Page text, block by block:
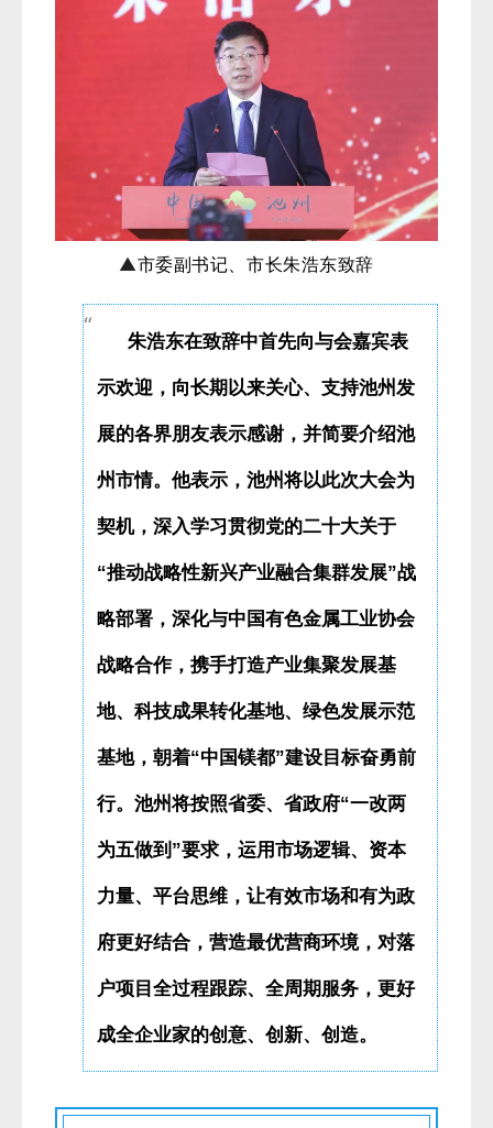
▲市委副书记、市长朱浩东致辞
朱浩东在致辞中首先向与会嘉宾表
示欢迎，向长期以来关心、支持池州发
展的各界朋友表示感谢，并简要介绍池
州市情。他表示，池州将以此次大会为
契机，深入学习贯彻党的二十大关于
“推动战略性新兴产业融合集群发展”战
略部署，深化与中国有色金属工业协会
战略合作，携手打造产业集聚发展基
地、科技成果转化基地、绿色发展示范
基地，朝着“中国镁都”建设目标奋勇前
行。池州将按照省委、省政府“一改两
为五做到”要求，运用市场逻辑、资本
力量、平台思维，让有效市场和有为政
府更好结合，营造最优营商环境，对落
户项目全过程跟踪、全周期服务，更好
成全企业家的创意、创新、创造。